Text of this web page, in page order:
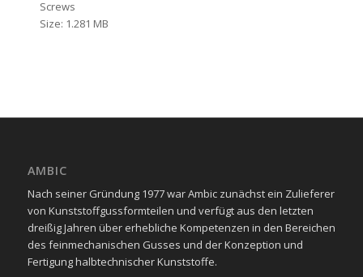
Screws
Size: 1.281 MB
AMBIC
Nach seiner Gründung 1977 war Ambic zunächst ein Zulieferer
von Kunststoffgussformteilen und verfügt aus den letzten
dreißig Jahren über erhebliche Kompetenzen in den Bereichen
des feinmechanischen Gusses und der Konzeption und
Fertigung halbtechnischer Kunststoffe.